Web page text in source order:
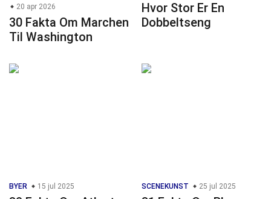
20 apr 2026
30 Fakta Om Marchen
Til Washington
Hvor Stor Er En
Dobbeltseng
BYER 15 jul 2025 SCENEKUNST 25 jul 2025